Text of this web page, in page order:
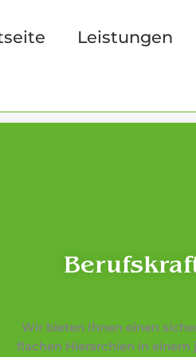
Leistungen
Wir bieten Ihnen einen
flachen Hierarchien in